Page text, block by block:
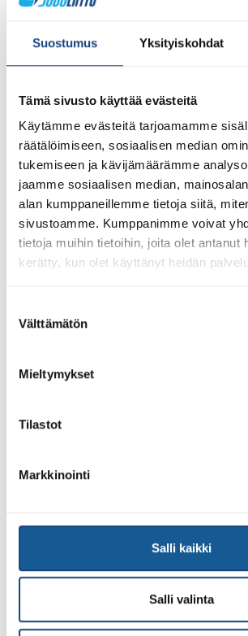
Suostumus Yksityiskohdat
Tämä sivusto käyttää evästeitä
Käytämme evästeitä tarjoamamme
räätälöimiseen, sosiaalisen median
tukemiseen ja kävijämäärämme
jaamme sosiaalisen median,
alan kumppaneillemme tietoja siitä,
sivustoamme. Kumppanimme voivat
tietoja muihin tietoihin, joita olet antanut
kerätty, kun olet käyttänyt heidän
valinta
Välttämätön
Mieltymykset
Tilastot
Markkinointi
Salli kaikki
Salli valinta
1.8.2026 alkaen
Voit 1.8.2026 lähtien ostaa Judoliiton
1.8.2026 – 31.7.2027 Suomisportissa.
lisenssit eivät siis [...]
LUE LISÄÄ
Pentti Vauhkoselle
huomionosoitus